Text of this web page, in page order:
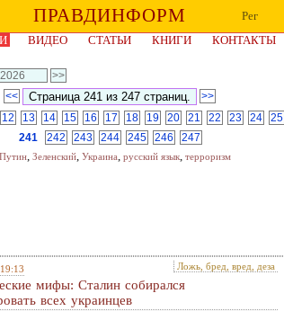
ПРАВДИНФОРМ
Рег
ВИДЕО СТАТЬИ КНИГИ КОНТАКТЫ
<<
>>
12 13 14 15 16 17 18 19 20 21 22 23 24 25
241
242 243 244 245 246 247
Путин, Зеленский, Украина, русский язык, терроризм
Ложь, бред, вред, деза
мифы: Сталин собирался
всех украинцев